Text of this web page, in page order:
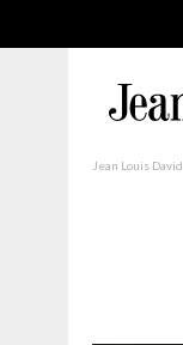
Jean Louis David